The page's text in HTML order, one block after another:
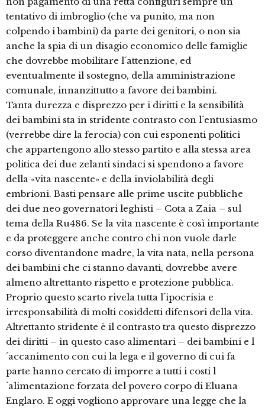
tentativo di imbroglio (che va punito, ma non
colpendo i bambini) da parte dei genitori, o non sia
anche la spia di un disagio economico delle famiglie
che dovrebbe mobilitare l´attenzione, ed
eventualmente il sostegno, della amministrazione
comunale, innanzittutto a favore dei bambini.
Tanta durezza e disprezzo per i diritti e la sensibilità
dei bambini sta in stridente contrasto con l´entusiasmo
(verrebbe dire la ferocia) con cui esponenti politici
che appartengono allo stesso partito e alla stessa area
politica dei due zelanti sindaci si spendono a favore
della «vita nascente» e della inviolabilità degli
embrioni. Basti pensare alle prime uscite pubbliche
dei due neo governatori leghisti – Cota a Zaia – sul
tema della Ru486. Se la vita nascente è così importante
e da proteggere anche contro chi non vuole darle
corso diventandone madre, la vita nata, nella persona
dei bambini che ci stanno davanti, dovrebbe avere
almeno altrettanto rispetto e protezione pubblica.
Proprio questo scarto rivela tutta l´ipocrisia e
irresponsabilità di molti cosiddetti difensori della vita.
Altrettanto stridente è il contrasto tra questo disprezzo
dei diritti – in questo caso alimentari – dei bambini e l
´accanimento con cui la lega e il governo di cui fa
parte hanno cercato di imporre a tutti i costi l
´alimentazione forzata del povero corpo di Eluana
Englaro. E oggi vogliono approvare una legge che la